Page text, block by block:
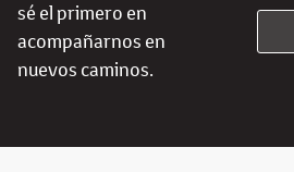
sé el primero en
acompañarnos en
nuevos caminos.